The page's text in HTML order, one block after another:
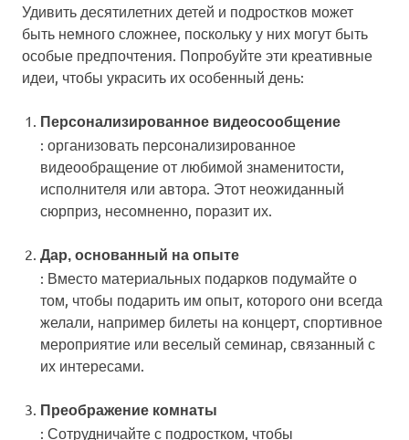
Удивить десятилетних детей и подростков может
быть немного сложнее, поскольку у них могут быть
особые предпочтения. Попробуйте эти креативные
идеи, чтобы украсить их особенный день:
Персонализированное видеосообщение
: организовать персонализированное
видеообращение от любимой знаменитости,
исполнителя или автора. Этот неожиданный
сюрприз, несомненно, поразит их.
Дар, основанный на опыте
: Вместо материальных подарков подумайте о
том, чтобы подарить им опыт, которого они всегда
желали, например билеты на концерт, спортивное
мероприятие или веселый семинар, связанный с
их интересами.
Преображение комнаты
: Сотрудничайте с подростком, чтобы